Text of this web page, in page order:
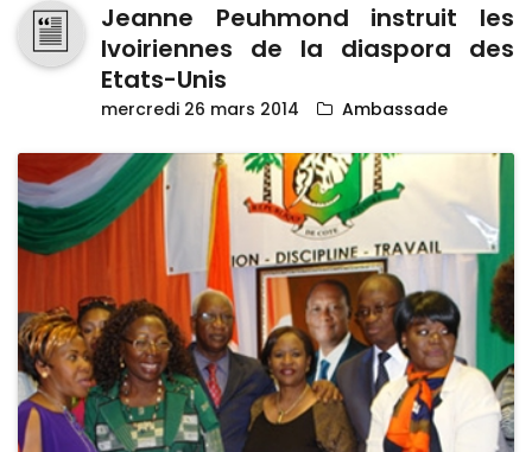
Jeanne Peuhmond instruit les
Ivoiriennes de la diaspora des
Etats-Unis
mercredi 26 mars 2014 Ambassade